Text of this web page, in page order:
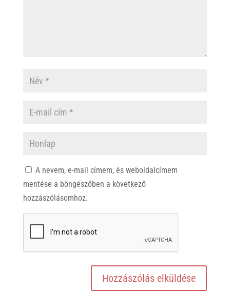
A nevem, e-mail címem, és weboldalcímem
mentése a böngészőben a következő
hozzászólásomhoz.